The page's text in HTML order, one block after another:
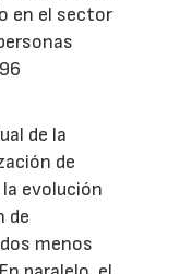
en el sector
de la
de
evolución
de
menos